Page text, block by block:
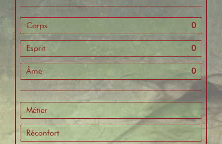
Corps 0
Esprit 0
Âme 0
Métier
Réconfort